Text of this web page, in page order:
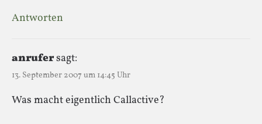
Antworten
anrufersagt:
13. September 2007 um 14:45 Uhr
Was macht eigentlich Callactive?